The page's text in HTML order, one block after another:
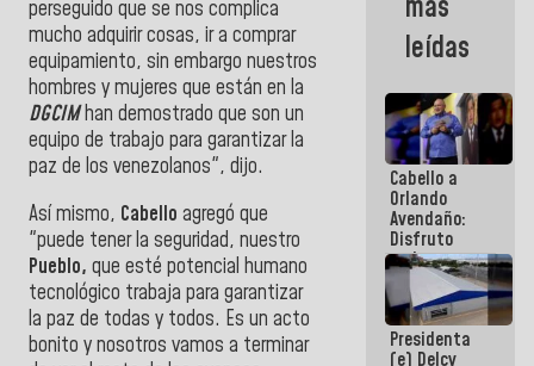
perseguido que se nos complica
mucho adquirir cosas, ir a comprar
equipamiento, sin embargo nuestros
hombres y mujeres que están en la
DGCIMhan demostrado que son un
equipo de trabajo para garantizar la
paz de los venezolanos", dijo.
Así mismo, Cabello agregó que
"puede tener la seguridad, nuestro
Pueblo, que esté potencial humano
tecnológico trabaja para garantizar
la paz de todas y todos. Es un acto
bonito y nosotros vamos a terminar
23 en los
Centroamericanos
más
leídas
Cabello a
Orlando
Avendaño:
Disfruto
cada vez
que escribes
porque lo
que haces
es
Presidenta
(e) Delcy